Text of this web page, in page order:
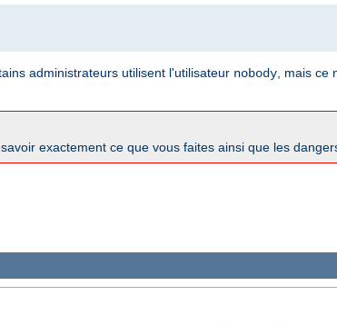
administrateurs utilisent l'utilisateur nobody , mais
exactement ce que vous faites ainsi que les